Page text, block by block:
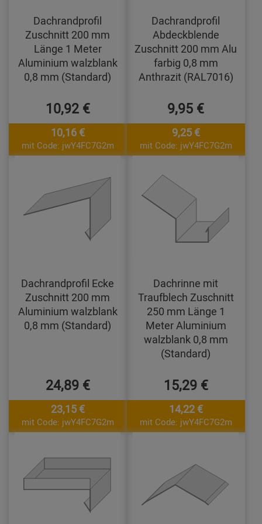
Dachrandprofil
Zuschnitt 200 mm
Länge 1 Meter
Aluminium walzblank
0,8 mm (Standard)
10,92 €
10,16 €
mit Code: jwY4FC7G2m
Dachrandprofil
Abdeckblende
Zuschnitt 200 mm Alu
farbig 0,8 mm
Anthrazit (RAL7016)
9,95 €
9,25 €
mit Code: jwY4FC7G2m
Dachrandprofil Ecke
Zuschnitt 200 mm
Aluminium walzblank
0,8 mm (Standard)
24,89 €
23,15 €
mit Code: jwY4FC7G2m
Dachrinne mit
Traufblech Zuschnitt
250 mm Länge 1
Meter Aluminium
walzblank 0,8 mm
(Standard)
15,29 €
14,22 €
mit Code: jwY4FC7G2m